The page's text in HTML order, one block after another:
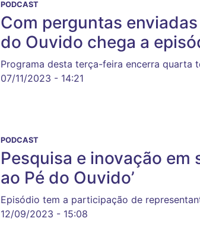
PODCAST
Com perguntas
do Ouvido chega a
Programa desta terça-feira encerra quarta
07/11/2023 - 14:21
PODCAST
Pesquisa e inovação em
ao Pé do Ouvido’
Episódio tem a participação de
12/09/2023 - 15:08